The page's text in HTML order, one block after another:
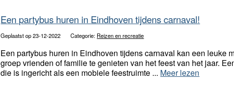
Een partybus huren in Eindhoven tijdens carnaval!
Geplaatst op 23-12-2022 Categorie: Reizen en recreatie
Een partybus huren in Eindhoven tijdens carnaval kan een leuke
groep vrienden of familie te genieten van het feest van het jaar.
die is ingericht als een mobiele feestruimte ... Meer lezen